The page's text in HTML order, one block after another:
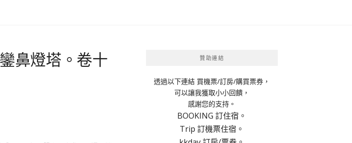
鼻燈塔。卷十 贊助連結
透過以下連結 買機票/訂房/購買票券，
可以讓我獲取小小回饋，
感謝您的支持。
BOOKING 訂住宿。
Trip 訂機票住宿。